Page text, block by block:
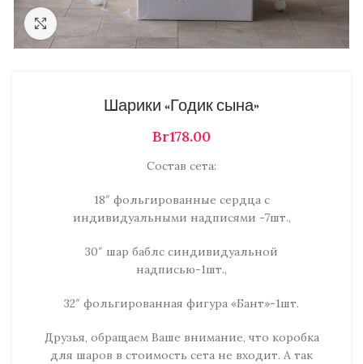
Нажмите, чтобы увеличить
Шарики «Годик сына»
Br
Состав сета:
18″ фольгированные сердца с
индивидуальными надписями -7шт.,
30″ шар баблс синдивидуальной
надписью-1шт.,
32″ фольгированная фигура «Бант»-1шт.
Друзья, обращаем Ваше внимание, что коробка
для шаров в стоимость сета не входит. А так